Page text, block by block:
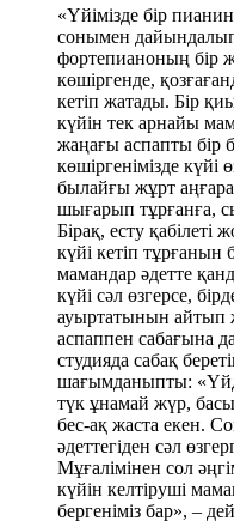
«Үйімізде бір
сонымен дайындалып
фортепианоның бір
көшіргенде,
кетіп жатады. Бір
күйін тек арнайы
жаңағы аспапты бір
көшіргенімізде күйі
былайғы жұрт
шығарып тұрғанға,
Бірақ, есту
күйі кетіп тұрғанын
мамандар әдетте
күйі сәл өзгерсе,
ауыртатынын айтып
аспаппен сабағына
студияда сабақ
шағымданыпты:
түк ұнамай жүр,
бес-ақ жаста екен.
әдеттегіден сәл
Мұғалімінен сол
күйін келтіруші
бергеніміз бар», –